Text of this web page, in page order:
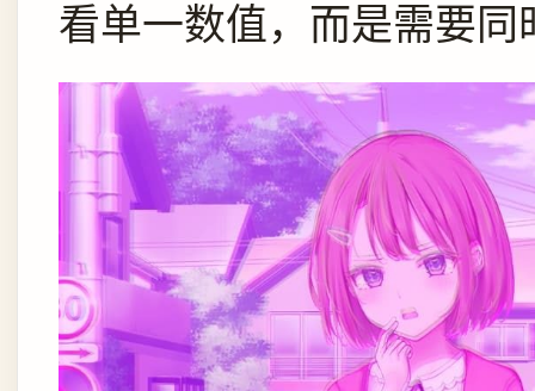
看单一数值，而是需要